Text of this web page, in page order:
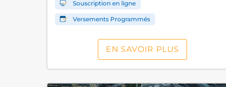
Souscription en ligne
Versements Programmés
EN SAVOIR PLUS